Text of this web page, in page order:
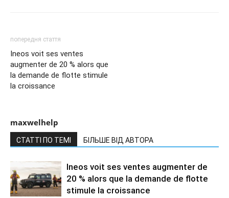
попередня стаття
Ineos voit ses ventes
augmenter de 20 % alors que
la demande de flotte stimule
la croissance
maxwelhelp
СТАТТІ ПО ТЕМІ БІЛЬШЕ ВІД АВТОРА
Ineos voit ses ventes augmenter de
20 % alors que la demande de flotte
stimule la croissance